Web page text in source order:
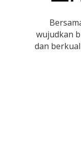
wujudkan
dan